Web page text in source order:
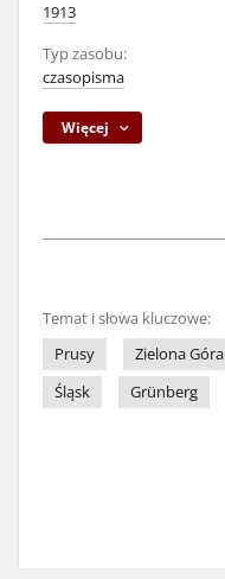
1913
Typ zasobu:
czasopisma
Więcej
Temat i słowa kluczowe:
Prusy
Zielona Góra
Śląsk
Grünberg